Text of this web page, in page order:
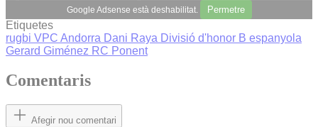
Google Adsense està deshabilitat. Permetre
Etiquetes
rugbi VPC Andorra Dani Raya Divisió d'honor B espanyola
Gerard Giménez RC Ponent
Comentaris
Afegir nou comentari